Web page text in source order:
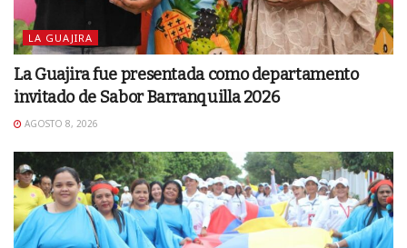
LA GUAJIRA
La Guajira fue presentada como departamento
invitado de Sabor Barranquilla 2026
AGOSTO 8, 2026